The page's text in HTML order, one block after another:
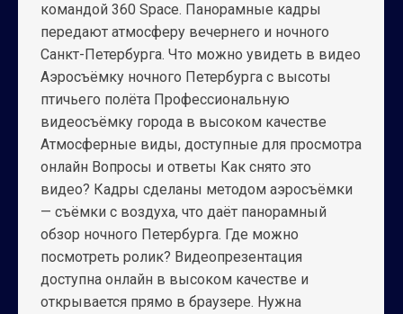
командой 360 Space. Панорамные кадры
передают атмосферу вечернего и ночного
Санкт-Петербурга. Что можно увидеть в видео
Аэросъёмку ночного Петербурга с высоты
птичьего полёта Профессиональную
видеосъёмку города в высоком качестве
Атмосферные виды, доступные для просмотра
онлайн Вопросы и ответы Как снято это
видео? Кадры сделаны методом аэросъёмки
— съёмки с воздуха, что даёт панорамный
обзор ночного Петербурга. Где можно
посмотреть ролик? Видеопрезентация
доступна онлайн в высоком качестве и
открывается прямо в браузере. Нужна